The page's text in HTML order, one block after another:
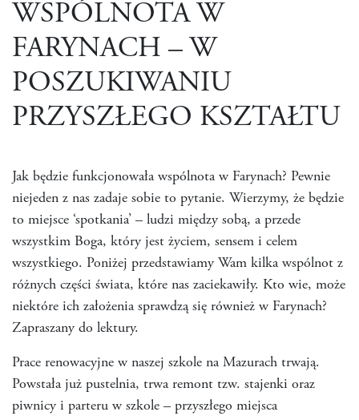
WSPÓLNOTA W
FARYNACH – W
POSZUKIWANIU
PRZYSZŁEGO KSZTAŁTU
Jak będzie funkcjonowała wspólnota w Farynach? Pewnie
niejeden z nas zadaje sobie to pytanie. Wierzymy, że będzie
to miejsce ‘spotkania’ – ludzi między sobą, a przede
wszystkim Boga, który jest życiem, sensem i celem
wszystkiego. Poniżej przedstawiamy Wam kilka wspólnot z
różnych części świata, które nas zaciekawiły. Kto wie, może
niektóre ich założenia sprawdzą się również w Farynach?
Zapraszany do lektury.
Prace renowacyjne w naszej szkole na Mazurach trwają.
Powstała już pustelnia, trwa remont tzw. stajenki oraz
piwnicy i parteru w szkole – przyszłego miejsca